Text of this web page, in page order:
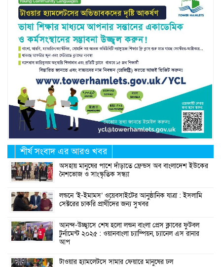
শীর্ষ সংবাদ এর আরও খবর
অসহায় মানুষের পাশে দাঁড়াতে ফ্রেন্ডস অব বাংলাদেশ ইউকের
নৈশভোজ ও সাংস্কৃতিক সন্ধ্যা
লন্ডনে ‘ই-ইমামস’ ওয়েবসাইটের আনুষ্ঠানিক যাত্রা : ইসলামি
সেক্টরের চাকরি প্রার্থীদের জন্য সুখবর
আনন্দ-উচ্ছ্বাসে শেষ হলো লন্ডন বাংলা প্রেস ক্লাবের ফুটবল
টুর্নামেন্ট ২০২৫ : ওয়ানবাংলা চ্যাম্পিয়ন, চ্যানেল এস রানার
আপ
টাওয়ার হ্যামলেটসে সামার ফেয়ারে মানুষের ঢল